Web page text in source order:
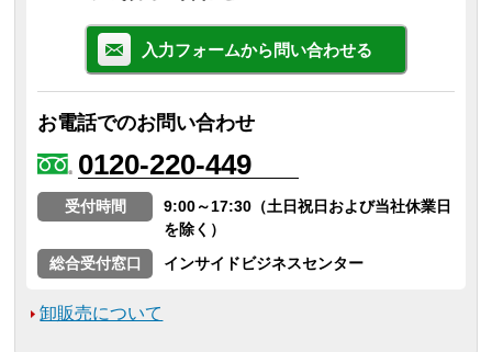
入力フォームから問い合わせる
お電話でのお問い合わせ
0120-220-449
受付時間
9:00～17:30（土日祝日および当社休業日
を除く）
総合受付窓口
インサイドビジネスセンター
卸販売について